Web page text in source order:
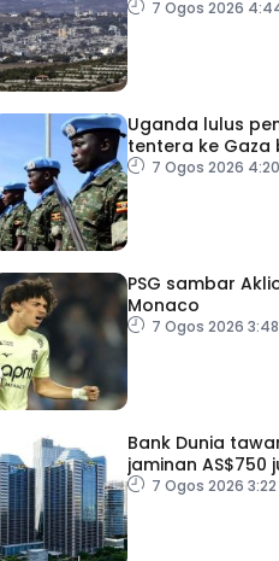
7 Ogos 2026
Uganda lulus
tentera ke Gaza
pelan pelucutan
7 Ogos 2026
PSG sambar
Monaco
7 Ogos 2026
Bank Dunia
jaminan AS$750
Indonesia bantu
7 Ogos 2026